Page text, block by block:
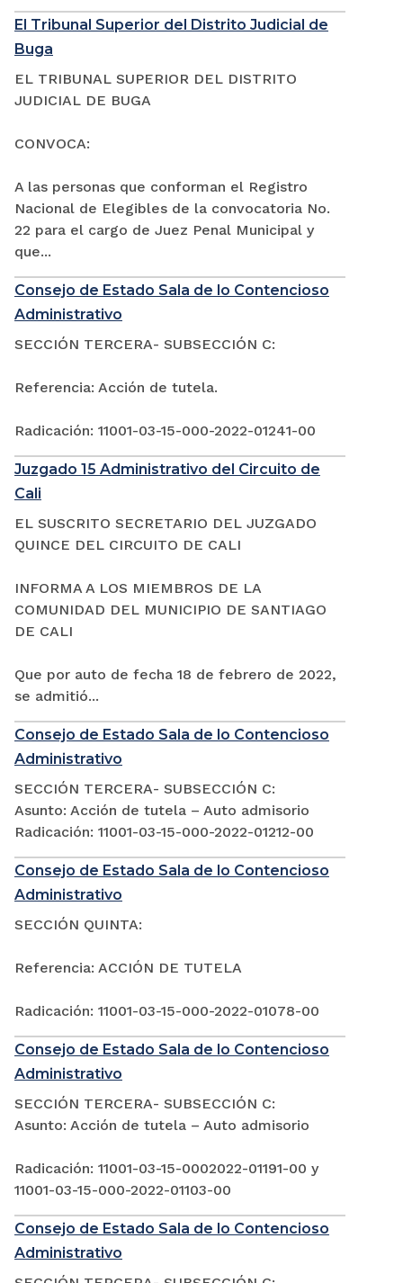
El Tribunal Superior del Distrito Judicial de
Buga
EL TRIBUNAL SUPERIOR DEL DISTRITO
JUDICIAL DE BUGA
CONVOCA:
A las personas que conforman el Registro
Nacional de Elegibles de la convocatoria No.
22 para el cargo de Juez Penal Municipal y
que...
Consejo de Estado Sala de lo Contencioso
Administrativo
SECCIÓN TERCERA- SUBSECCIÓN C:
Referencia: Acción de tutela.
Radicación: 11001-03-15-000-2022-01241-00
Juzgado 15 Administrativo del Circuito de
Cali
EL SUSCRITO SECRETARIO DEL JUZGADO
QUINCE DEL CIRCUITO DE CALI
INFORMA A LOS MIEMBROS DE LA
COMUNIDAD DEL MUNICIPIO DE SANTIAGO
DE CALI
Que por auto de fecha 18 de febrero de 2022,
se admitió...
Consejo de Estado Sala de lo Contencioso
Administrativo
SECCIÓN TERCERA- SUBSECCIÓN C:
Asunto: Acción de tutela – Auto admisorio
Radicación: 11001-03-15-000-2022-01212-00
Consejo de Estado Sala de lo Contencioso
Administrativo
SECCIÓN QUINTA:
Referencia: ACCIÓN DE TUTELA
Radicación: 11001-03-15-000-2022-01078-00
Consejo de Estado Sala de lo Contencioso
Administrativo
SECCIÓN TERCERA- SUBSECCIÓN C:
Asunto: Acción de tutela – Auto admisorio
Radicación: 11001-03-15-0002022-01191-00 y
11001-03-15-000-2022-01103-00
Consejo de Estado Sala de lo Contencioso
Administrativo